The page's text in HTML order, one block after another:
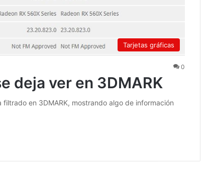
Tarjetas gráficas
0
deja ver en 3DMARK
en 3DMARK, mostrando algo de información